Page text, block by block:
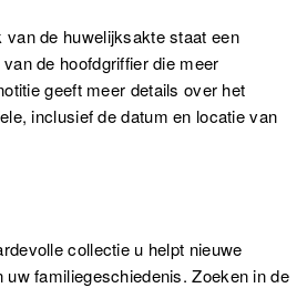
van de huwelijksakte staat een
de hoofdgriffier die meer
geeft meer details over het
inclusief de datum en locatie van
collectie u helpt nieuwe
uw familiegeschiedenis. Zoeken in de